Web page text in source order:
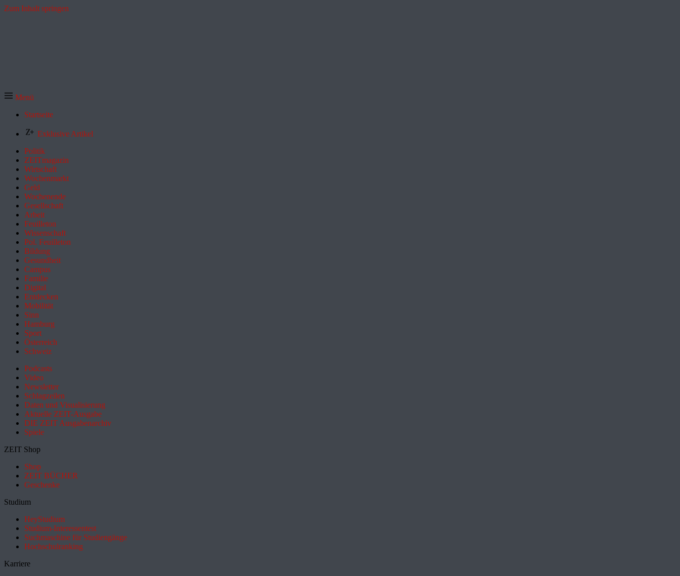
Zum Inhalt springen
Menü
Startseite
Exklusive Artikel
Politik
ZEITmagazin
Wirtschaft
Wochenmarkt
Geld
Wochenende
Gesellschaft
Arbeit
Feuilleton
Wissenschaft
Pol. Feuilleton
Bildung
Gesundheit
Campus
Familie
Digital
Entdecken
Mobilität
Sinn
Hamburg
Sport
Österreich
Schweiz
Podcasts
Video
Newsletter
Schlagzeilen
Daten und Visualisierung
Aktuelle ZEIT-Ausgabe
DIE ZEIT Ausgabenarchiv
Spiele
ZEIT Shop
Shop
ZEIT BÜCHER
Geschenke
Studium
HeyStudium
Studium-Interessentest
Suchmaschine für Studiengänge
Hochschulranking
Karriere